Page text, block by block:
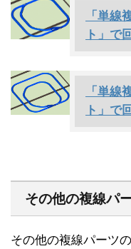
「単線
ト」で
「単線
ト」で
その他の複線パ
その他の複線パーツ